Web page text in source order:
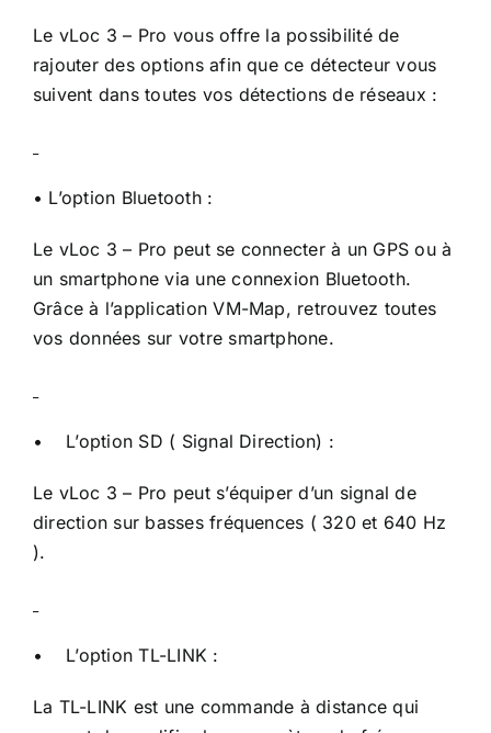
Le vLoc 3 – Pro vous offre la possibilité de
rajouter des options afin que ce détecteur vous
suivent dans toutes vos détections de réseaux :
• L’option Bluetooth :
Le vLoc 3 – Pro peut se connecter à un GPS ou à
un smartphone via une connexion Bluetooth.
Grâce à l’application VM-Map, retrouvez toutes
vos données sur votre smartphone.
• L’option SD ( Signal Direction) :
Le vLoc 3 – Pro peut s’équiper d’un signal de
direction sur basses fréquences ( 320 et 640 Hz
).
• L’option TL-LINK :
La TL-LINK est une commande à distance qui